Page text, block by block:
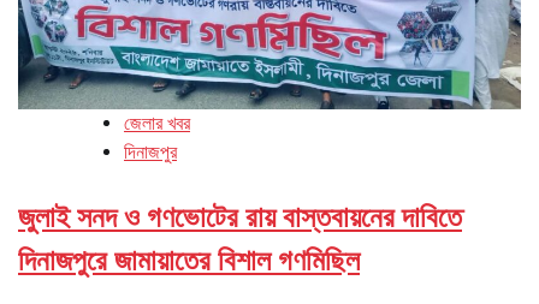
জেলার খবর
দিনাজপুর
জুলাই সনদ ও গণভোটের রায় বাস্তবায়নের দাবিতে
দিনাজপুরে জামায়াতের বিশাল গণমিছিল